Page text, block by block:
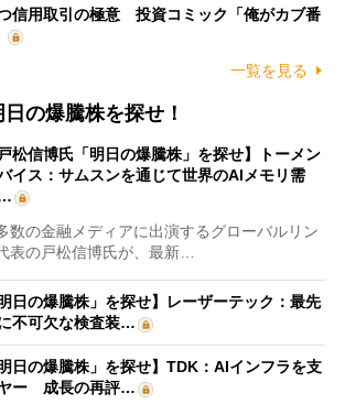
信用取引の極意 投資コミック「俺がカブ番
一覧を見る
の爆騰株を探せ！
戸松信博氏「明日の爆騰株」を探せ】トーメン
イス：サムスンを通じて世界のAIメモリ需
の金融メディアに出演するグローバルリン
表の戸松信博氏が、最新…
日の爆騰株」を探せ】レーザーテック：最先
不可欠な検査装…
日の爆騰株」を探せ】TDK：AIインフラを支
ヤー 成長の再評…